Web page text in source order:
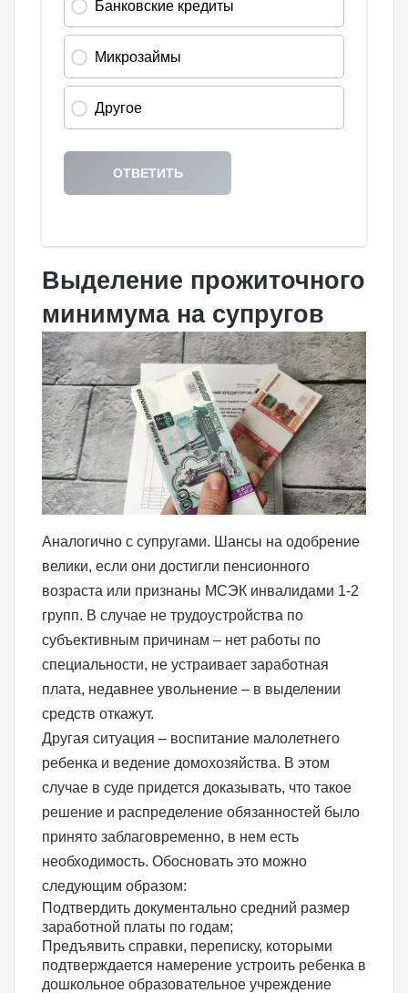
Выделение прожиточного
минимума на супругов
Аналогично с супругами. Шансы на одобрение
велики, если они достигли пенсионного
возраста или признаны МСЭК инвалидами 1-2
групп. В случае не трудоустройства по
субъективным причинам – нет работы по
специальности, не устраивает заработная
плата, недавнее увольнение – в выделении
средств откажут.
Другая ситуация – воспитание малолетнего
ребенка и ведение домохозяйства. В этом
случае в суде придется доказывать, что такое
решение и распределение обязанностей было
принято заблаговременно, в нем есть
необходимость. Обосновать это можно
следующим образом:
Подтвердить документально средний размер
заработной платы по годам;
Предъявить справки, переписку, которыми
подтверждается намерение устроить ребенка в
дошкольное образовательное учреждение